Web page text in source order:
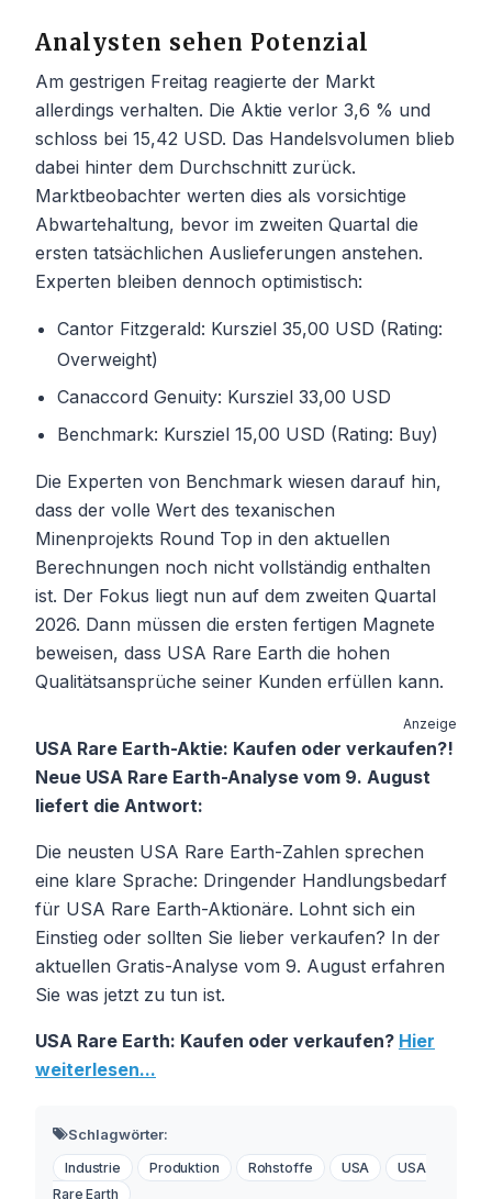
Analysten sehen Potenzial
Am gestrigen Freitag reagierte der Markt
allerdings verhalten. Die Aktie verlor 3,6 % und
schloss bei 15,42 USD. Das Handelsvolumen blieb
dabei hinter dem Durchschnitt zurück.
Marktbeobachter werten dies als vorsichtige
Abwartehaltung, bevor im zweiten Quartal die
ersten tatsächlichen Auslieferungen anstehen.
Experten bleiben dennoch optimistisch:
Cantor Fitzgerald: Kursziel 35,00 USD (Rating:
Overweight)
Canaccord Genuity: Kursziel 33,00 USD
Benchmark: Kursziel 15,00 USD (Rating: Buy)
Die Experten von Benchmark wiesen darauf hin,
dass der volle Wert des texanischen
Minenprojekts Round Top in den aktuellen
Berechnungen noch nicht vollständig enthalten
ist. Der Fokus liegt nun auf dem zweiten Quartal
2026. Dann müssen die ersten fertigen Magnete
beweisen, dass USA Rare Earth die hohen
Qualitätsansprüche seiner Kunden erfüllen kann.
Anzeige
USA Rare Earth-Aktie: Kaufen oder verkaufen?!
Neue USA Rare Earth-Analyse vom 9. August
liefert die Antwort:
Die neusten USA Rare Earth-Zahlen sprechen
eine klare Sprache: Dringender Handlungsbedarf
für USA Rare Earth-Aktionäre. Lohnt sich ein
Einstieg oder sollten Sie lieber verkaufen? In der
aktuellen Gratis-Analyse vom 9. August erfahren
Sie was jetzt zu tun ist.
USA Rare Earth: Kaufen oder verkaufen? Hier
weiterlesen...
Schlagwörter:
Industrie Produktion Rohstoffe USA
USA
Rare Earth